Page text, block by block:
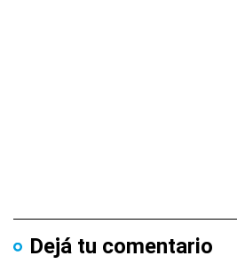
Dejá tu comentario